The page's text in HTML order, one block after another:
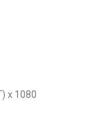
x 1080